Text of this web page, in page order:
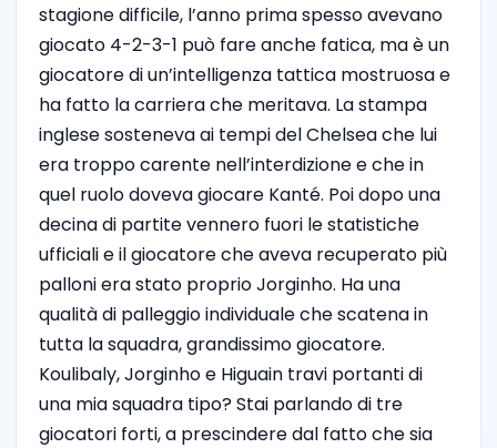
stagione difficile, l’anno prima spesso avevano
giocato 4-2-3-1 può fare anche fatica, ma è un
giocatore di un’intelligenza tattica mostruosa e
ha fatto la carriera che meritava. La stampa
inglese sosteneva ai tempi del Chelsea che lui
era troppo carente nell’interdizione e che in
quel ruolo doveva giocare Kanté. Poi dopo una
decina di partite vennero fuori le statistiche
ufficiali e il giocatore che aveva recuperato più
palloni era stato proprio Jorginho. Ha una
qualità di palleggio individuale che scatena in
tutta la squadra, grandissimo giocatore.
Koulibaly, Jorginho e Higuain travi portanti di
una mia squadra tipo? Stai parlando di tre
giocatori forti, a prescindere dal fatto che sia